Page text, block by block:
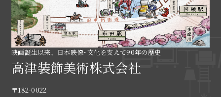
映画誕生以来、日本映像･文化を支えて90年の歴史
高津装飾美術株式会社
〒182-0022